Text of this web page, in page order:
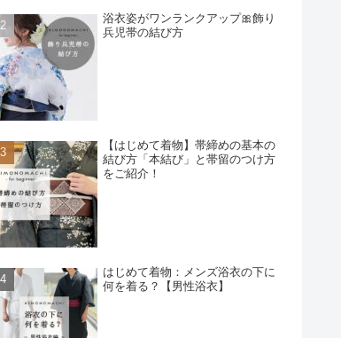
浴衣姿がワンランクアップ🎀飾り
兵児帯の結び方
【はじめて着物】帯締めの基本の
結び方「本結び」と帯留のつけ方
をご紹介！
はじめて着物：メンズ浴衣の下に
何を着る？【男性浴衣】